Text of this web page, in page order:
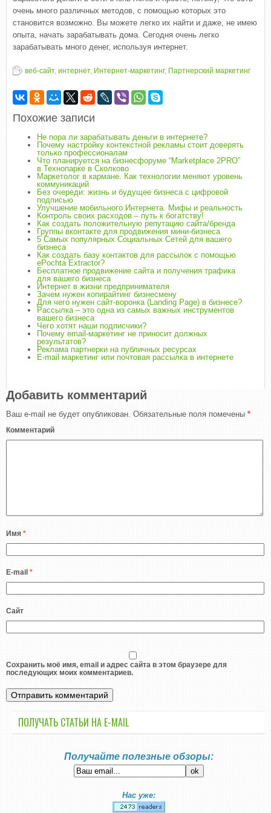
очень много различных методов, с помощью которых это
становится возможно. Вы можете легко их найти и даже, не имею
опыта, начать зарабатывать дома. Сегодня очень легко
зарабатывать много денег, используя интернет.
веб-сайт, интернет, Интернет-маркетинг, Партнерский маркетинг
Похожие записи
Не пора ли зарабатывать деньги в интернете?
Почему настройку контекстной рекламы стоит доверять
только профессионалам
Что планируется на бизнесфоруме “Marketplace 2PRO”
в Технопарке в Сколково
Маркетолог в кармане. Как технологии меняют уровень
коммуникаций
Без очереди: жизнь и будущее бизнеса с цифровой
подписью
Улучшение мобильного Интернета. Мифы и реальность
Контроль своих расходов – путь к богатству!
Как создать положительную репутацию сайта/бренда
Группы вконтакте для продвижения мини-бизнеса
5 Самых популярных Социальных Сетей для вашего
бизнеса
Как создать базу контактов для рассылок с помощью
ePochta Extractor?
Бесплатное продвижение сайта и получения трафика
для вашего бизнеса
Интернет в жизни предпринимателя
Зачем нужен копирайтинг бизнесмену
Для чего нужен сайт-воронка (Landing Page) в бизнесе?
Рассылка – это одна из самых важных инструментов
вашего бизнеса
Чего хотят наши подписчики?
Почему email-маркетинг не приносит должных
результатов?
Реклама партнерки на публичных ресурсах
E-mail маркетинг или почтовая рассылка в интернете
Добавить комментарий
Ваш e-mail не будет опубликован. Обязательные поля помечены *
Комментарий
Имя *
E-mail *
Сайт
Сохранить моё имя, email и адрес сайта в этом браузере для
последующих моих комментариев.
ПОЛУЧАТЬ СТАТЬИ НА E-MАIL
Получайте полезные обзоры:
Нас уже: